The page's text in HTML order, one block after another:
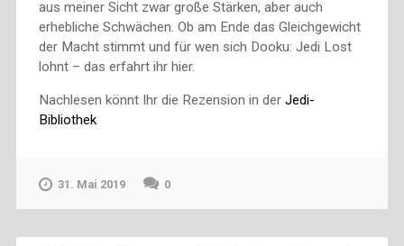
aus meiner Sicht zwar große Stärken, aber auch
erhebliche Schwächen. Ob am Ende das Gleichgewicht
der Macht stimmt und für wen sich Dooku: Jedi Lost
lohnt – das erfahrt ihr hier.
Nachlesen könnt Ihr die Rezension in der Jedi-
Bibliothek
31. Mai 2019 0